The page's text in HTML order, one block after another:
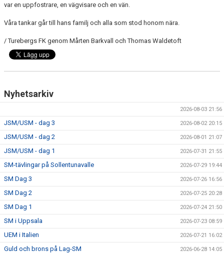
var en uppfostrare, en vägvisare och en vän.
Våra tankar går till hans familj och alla som stod honom nära.
/ Turebergs FK genom Mårten Barkvall och Thomas Waldetoft
Nyhetsarkiv
2026-08-03 21:56
JSM/USM - dag 3 2026-08-02 20:15
JSM/USM - dag 2 2026-08-01 21:07
JSM/USM - dag 1 2026-07-31 21:55
SM-tävlingar på Sollentunavalle 2026-07-29 19:44
SM Dag 3 2026-07-26 16:56
SM Dag 2 2026-07-25 20:28
SM Dag 1 2026-07-24 21:50
SM i Uppsala 2026-07-23 08:59
UEM i Italien 2026-07-21 16:02
Guld och brons på Lag-SM 2026-06-28 14:05